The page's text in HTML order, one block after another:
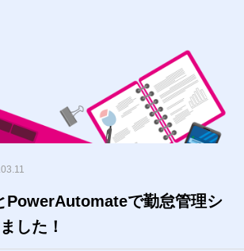
PowerAutomateで勤怠管理シ
した！